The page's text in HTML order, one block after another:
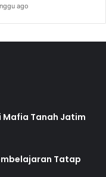
ago
Mafia Tanah Jatim
Tatap